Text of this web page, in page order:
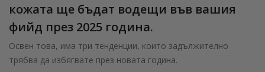
кожата ще бъдат водещи във вашия
фийд през 2025 година.
Освен това, има три тенденции, които задължително
трябва да избягвате през новата година.